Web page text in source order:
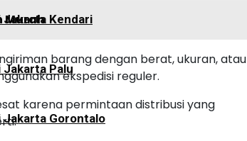
Jakarta Kendari
Jakarta Palu
Jakarta Gorontalo
Murah
barang dengan berat, ukuran, atau
ekspedisi reguler.
karena permintaan distribusi yang